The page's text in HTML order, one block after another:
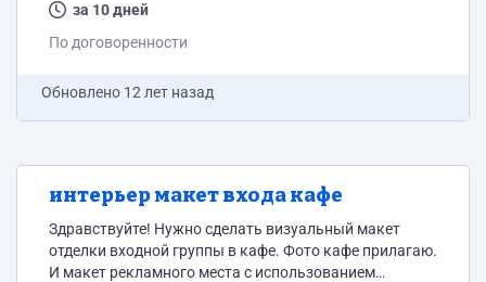
за 10 дней
По договоренности
Обновлено 12 лет назад
интерьер макет входа кафе
Здравствуйте! Нужно сделать визуальный макет
отделки входной группы в кафе. Фото кафе прилагаю.
И макет рекламного места с использованием